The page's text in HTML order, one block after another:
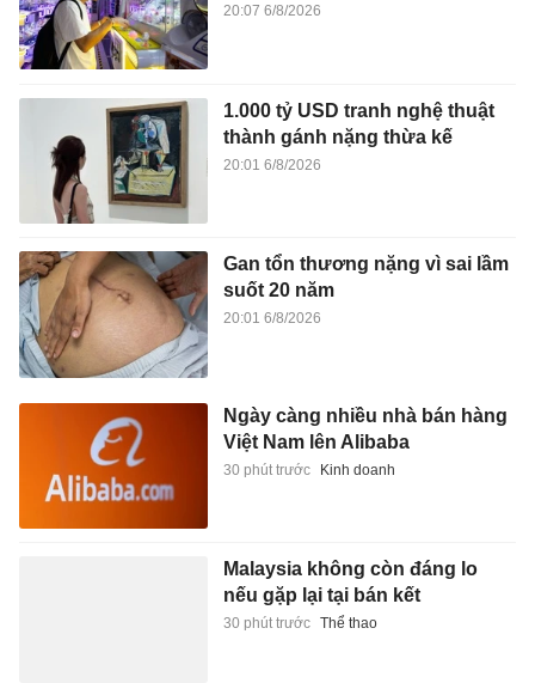
20:07 6/8/2026
1.000 tỷ USD tranh nghệ thuật
thành gánh nặng thừa kế
20:01 6/8/2026
Gan tổn thương nặng vì sai lầm
suốt 20 năm
20:01 6/8/2026
Ngày càng nhiều nhà bán hàng
Việt Nam lên Alibaba
30 phút trước Kinh doanh
Malaysia không còn đáng lo
nếu gặp lại tại bán kết
30 phút trước Thể thao